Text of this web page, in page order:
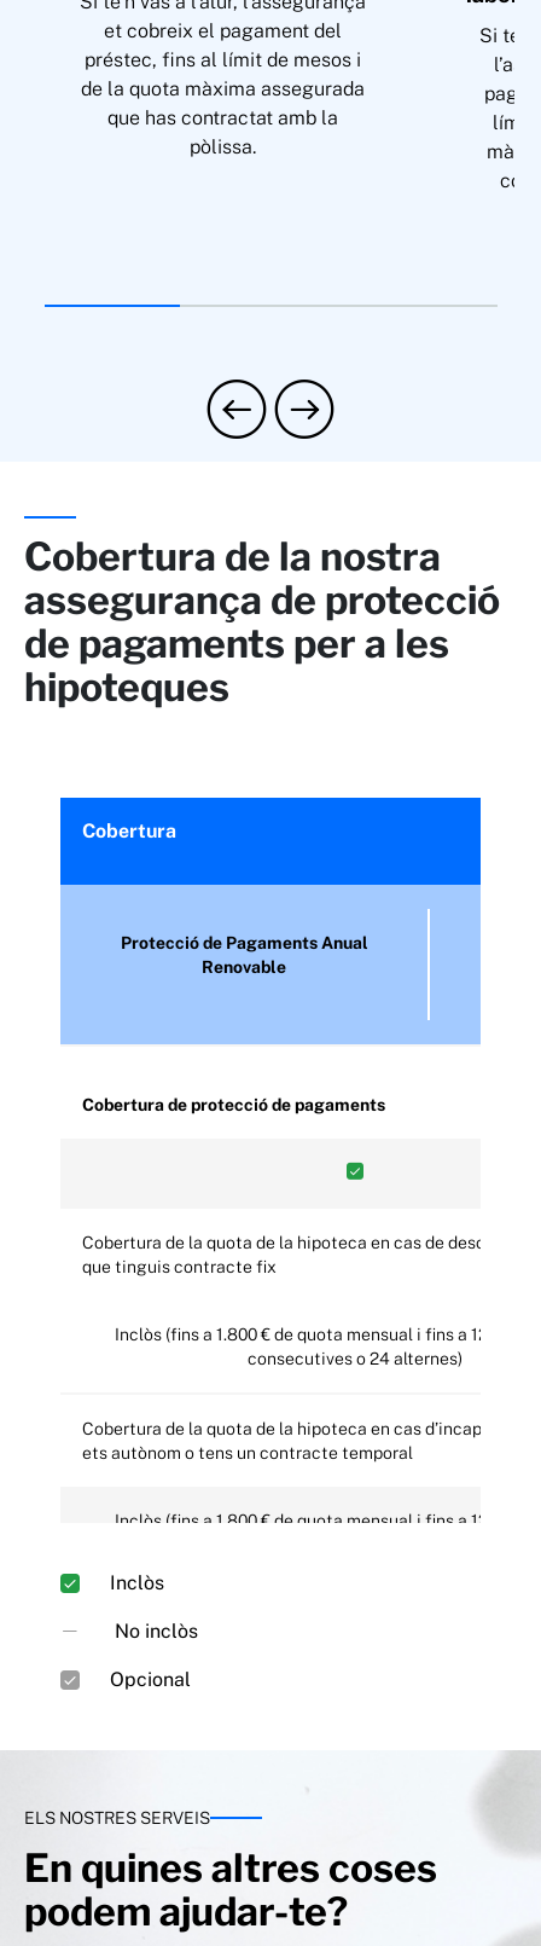
et cobreix el pagament del
préstec, fins al límit de mesos i
de la quota màxima assegurada
que has contractat amb la
pòlissa.
Si
límit
Cobertura de la nostra
assegurança de protecció
de pagaments per a les
hipoteques
Cobertura
Protecció de Pagaments Anual
Renovable
Cobertura de protecció de pagaments
Cobertura de la quota de la hipoteca en cas de desocupació, sempre
que tinguis contracte fix
Inclòs (fins a 1.800 € de quota mensual i fins a 12 mensualitats
consecutives o 24 alternes)
Cobertura de la quota de la hipoteca en cas d’incapacitat laboral, si
ets autònom o tens un contracte temporal
Inclòs (fins a 1.800 € de quota mensual i fins a 12 mensualitats
Inclosa (200 € a l'any per assegurat)
Característiques de l’assegurança
Inclòs
No inclòs
Opcional
ELS NOSTRES SERVEIS
En quines altres coses
podem ajudar-te?